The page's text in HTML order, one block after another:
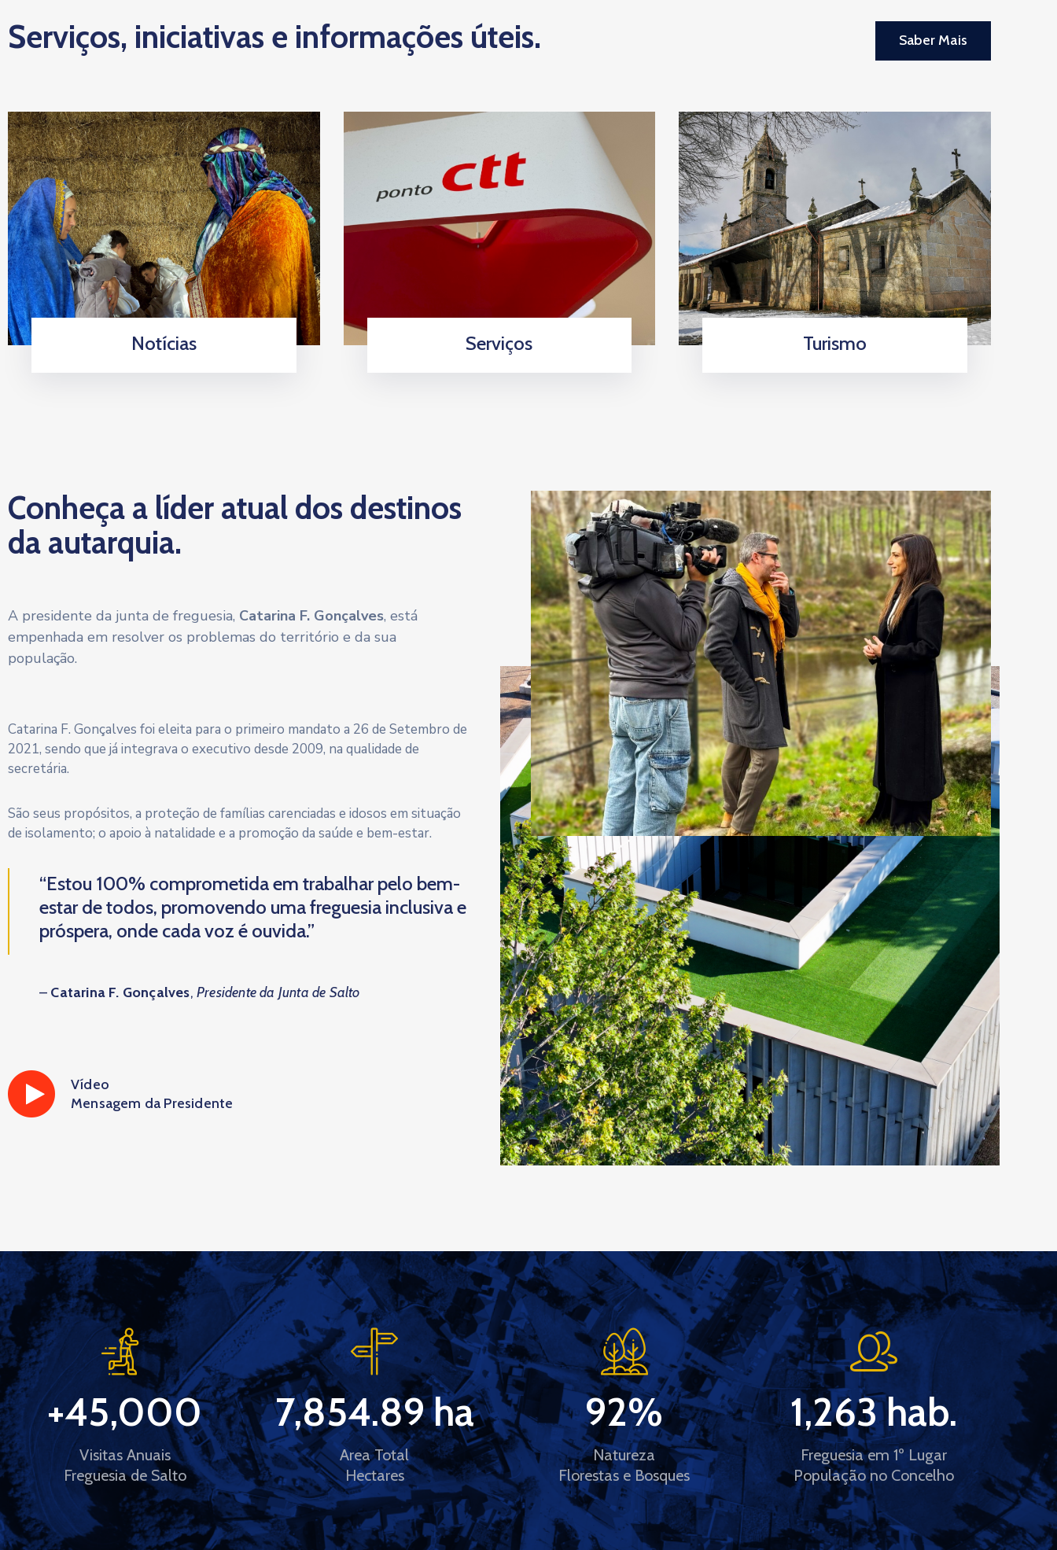
Serviços, iniciativas e informações úteis. Saber Mais
Notícias Serviços Turismo
Conheça a líder atual dos destinos
da autarquia.
A presidente da junta de freguesia, Catarina F. Gonçalves, está
empenhada em resolver os problemas do território e da sua
população.
Catarina F. Gonçalves foi eleita para o primeiro mandato a 26 de Setembro de
2021, sendo que já integrava o executivo desde 2009, na qualidade de
secretária.
São seus propósitos, a proteção de famílias carenciadas e idosos em situação
de isolamento; o apoio à natalidade e a promoção da saúde e bem-estar.
“Estou 100% comprometida em trabalhar pelo bem-
estar de todos, promovendo uma freguesia inclusiva e
próspera, onde cada voz é ouvida.”
– Catarina F. Gonçalves, Presidente da Junta de Salto
Vídeo
Mensagem da Presidente
Visitas Anuais
Freguesia de Salto
+45,000
Area Total
Hectares
7,854.89 ha
Natureza
Florestas e Bosques
92%
Freguesia em 1º Lugar
População no Concelho
1,263 hab.